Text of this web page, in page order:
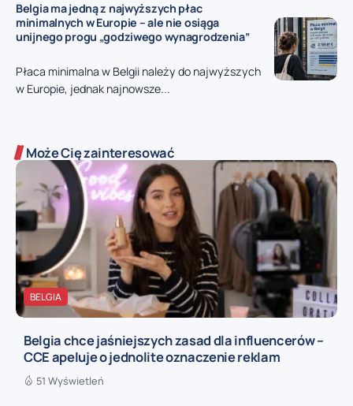
Belgia ma jedną z najwyższych płac
minimalnych w Europie – ale nie osiąga
unijnego progu „godziwego wynagrodzenia”
Płaca minimalna w Belgii należy do najwyższych
w Europie, jednak najnowsze...
Może Cię zainteresować
BELGIA
Belgia chce jaśniejszych zasad dla influencerów –
CCE apeluje o jednolite oznaczenie reklam
51 Wyświetleń